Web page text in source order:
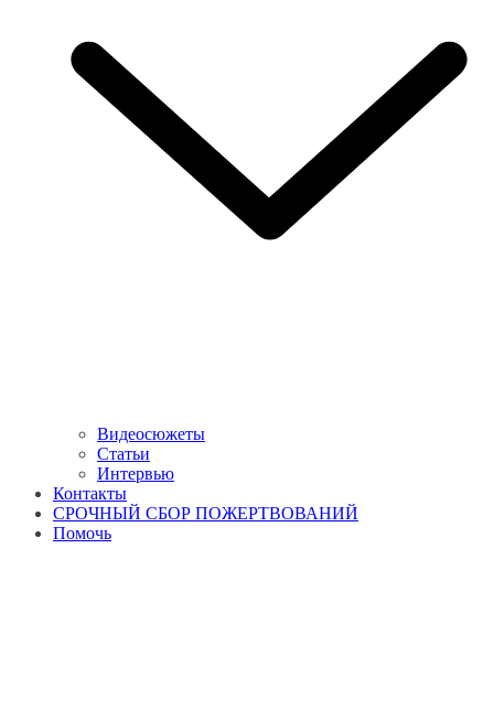
Видеосюжеты
Статьи
Интервью
Контакты
СРОЧНЫЙ СБОР ПОЖЕРТВОВАНИЙ
Помочь